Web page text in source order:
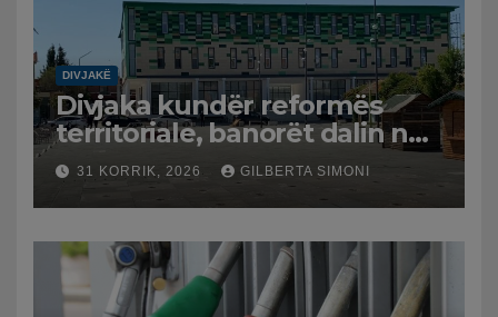
DIVJAKË
Divjaka kundër reformës
territoriale, banorët dalin në
protestë.
31 KORRIK, 2026 GILBERTA SIMONI